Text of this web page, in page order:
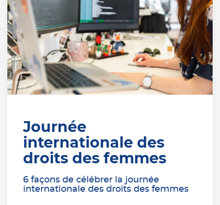
Journée
internationale des
droits des femmes
6 façons de célébrer la journée
internationale des droits des femmes